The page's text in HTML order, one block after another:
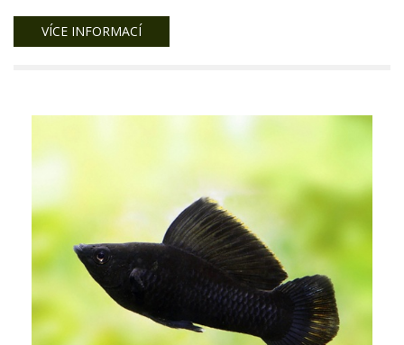
VÍCE INFORMACÍ